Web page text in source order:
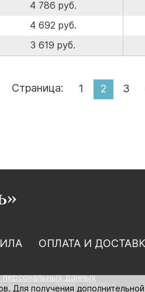
4 786 руб.
4 692 руб.
3 619 руб.
Страница: 1 2 3
ОПЛАТА И
данных
2016 – 2026 г.
Для получения дополнительной